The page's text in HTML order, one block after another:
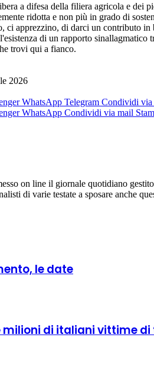
a difesa della filiera agricola e dei
ridotta e non più in grado di
ci apprezzino, di darci un contributo
di un rapporto sinallagmatico
trovi qui a fianco.
2026
WhatsApp Telegram Condividi via
WhatsApp Condividi via mail
on line il giornale quotidiano
di varie testate a sposare anche
le date
di italiani vittime